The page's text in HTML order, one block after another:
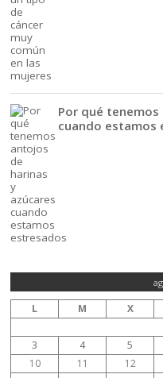
Por qué
cuando estamos
L M X
3
4 5
10
11 12